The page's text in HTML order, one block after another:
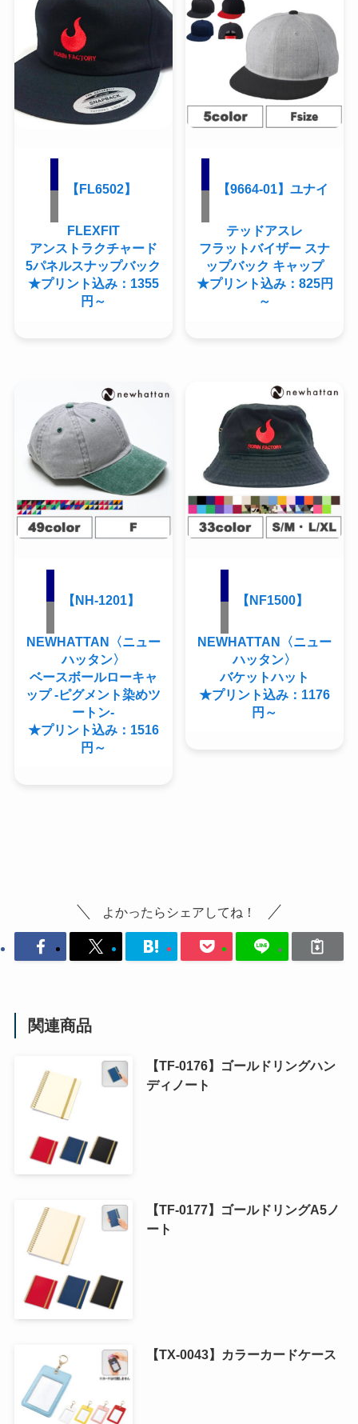
【FL6502】
FLEXFIT
アンストラクチャード
5パネルスナップバック
★プリント込み：1355
円～
【9664-01】ユナイ
テッドアスレ
フラットバイザー スナ
ップバック キャップ
★プリント込み：825円
～
【NH-1201】
NEWHATTAN〈ニュー
ハッタン〉
ベースボールローキャ
ップ -ピグメント染めツ
ートン-
★プリント込み：1516
円～
【NF1500】
NEWHATTAN〈ニュー
ハッタン〉
バケットハット
★プリント込み：1176
円～
よかったらシェアしてね！
関連商品
【TF-0176】ゴールドリングハン
ディノート
【TF-0177】ゴールドリングA5ノ
ート
【TX-0043】カラーカードケース